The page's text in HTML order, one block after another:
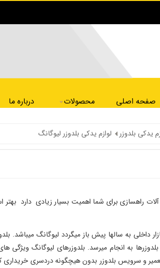
صفحه اصلی محصولات درباره ما
یدکی بلدوزر لوازم یدکی بلدوزر لیوگانگ
راهسازی برای شما اهمیت بسیار زیادی دارد
داخلی به سالها پیش باز میگردد لیوگانگ میباشد.
به انجام میرسد. بلدوزرهای لیوگانگ ویژگی
و سرویس بلدوزر بدون هیچگونه دردسری